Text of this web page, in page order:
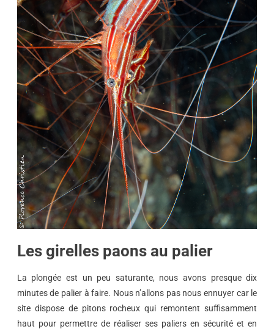
Les girelles paons au palier
La plongée est un peu saturante, nous avons presque dix
minutes de palier à faire. Nous n’allons pas nous ennuyer car le
site dispose de pitons rocheux qui remontent suffisamment
haut pour permettre de réaliser ses paliers en sécurité et en